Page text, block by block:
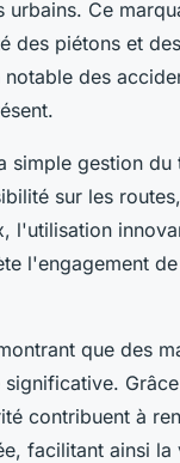
Ce
des piétons et
des
simple gestion
sur les
l'utilisation
l'engagement
que des
contribuent à
facilitant ainsi